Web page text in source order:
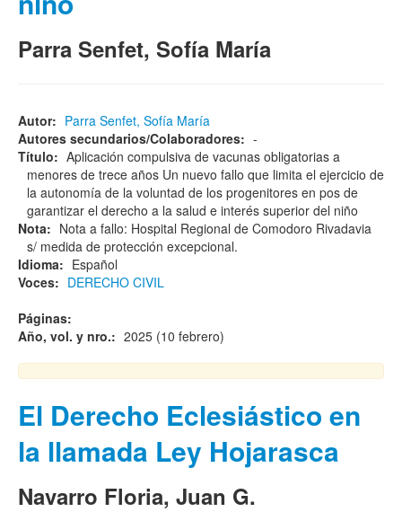
Parra Senfet, Sofía María
Autor: Parra Senfet, Sofía María
Autores secundarios/Colaboradores: -
Título: Aplicación compulsiva de vacunas obligatorias a
menores de trece años Un nuevo fallo que limita el ejercicio de
la autonomía de la voluntad de los progenitores en pos de
garantizar el derecho a la salud e interés superior del niño
Nota: Nota a fallo: Hospital Regional de Comodoro Rivadavia
s/ medida de protección excepcional.
Idioma: Español
Voces: DERECHO CIVIL
Páginas:
Año, vol. y nro.: 2025 (10 febrero)
El Derecho Eclesiástico en
la llamada Ley Hojarasca
Navarro Floria, Juan G.